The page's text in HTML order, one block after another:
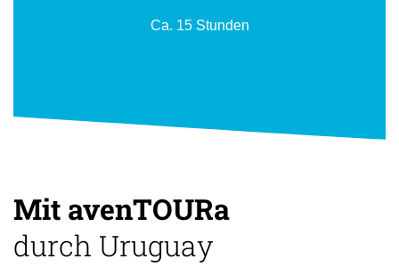
Ca. 15 Stunden
Mit avenTOURa
durch Uruguay